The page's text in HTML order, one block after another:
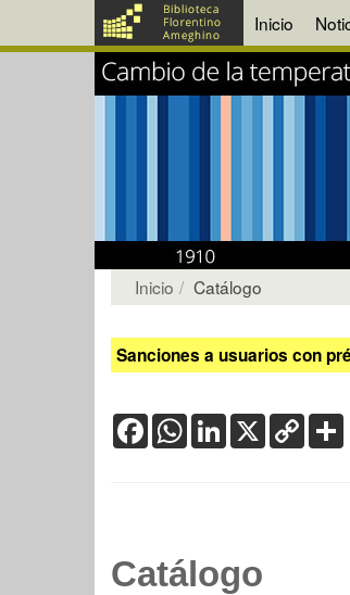
Inicio
Inicio Catálogo
Sanciones a usuarios con
FacebookWhatsApp
LinkedIn
X Copy
Link
Catálogo